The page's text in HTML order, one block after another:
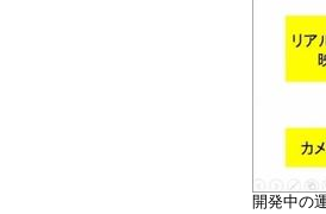
開発中の